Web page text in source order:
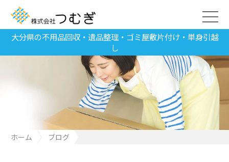
大分県の不用品回収・遺品整理・ゴミ屋敷片付け・単身引越
し
ホーム
ブログ